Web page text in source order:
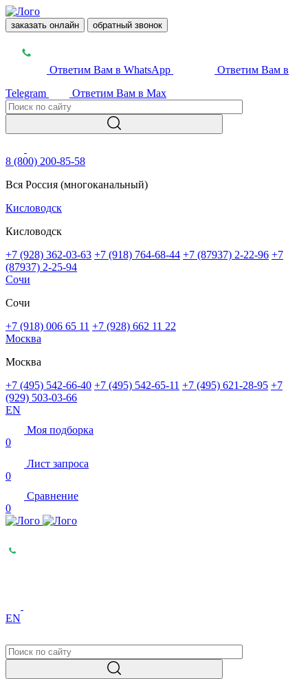
заказать онлайн обратный звонок
Ответим Вам в WhatsApp
Ответим Вам в
Telegram
Ответим Вам в Max
8 (800) 200-85-58
Вся Россия (многоканальный)
Кисловодск
Кисловодск
+7 (928) 362-03-63 +7 (918) 764-68-44 +7 (87937) 2-22-96 +7
(87937) 2-25-94
Сочи
Сочи
+7 (918) 006 65 11 +7 (928) 662 11 22
Москва
Москва
+7 (495) 542-66-40 +7 (495) 542-65-11 +7 (495) 621-28-95 +7
(929) 503-03-66
EN
Моя подборка
0
Лист запроса
0
Сравнение
0
EN